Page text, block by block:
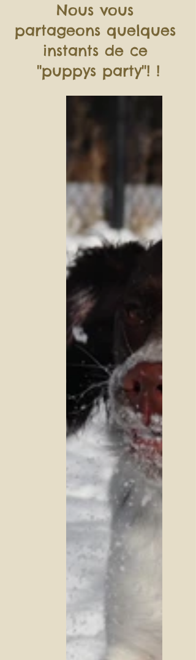
Nous vous
partageons quelques
instants de ce
''puppys party''! !